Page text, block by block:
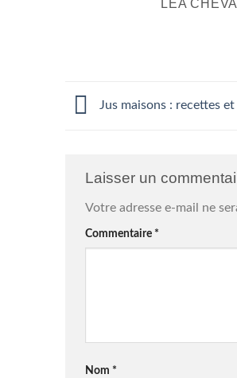
LEA
Jus maisons : recettes
Laisser un
Votre adresse e-mail ne
Commentaire *
Nom *